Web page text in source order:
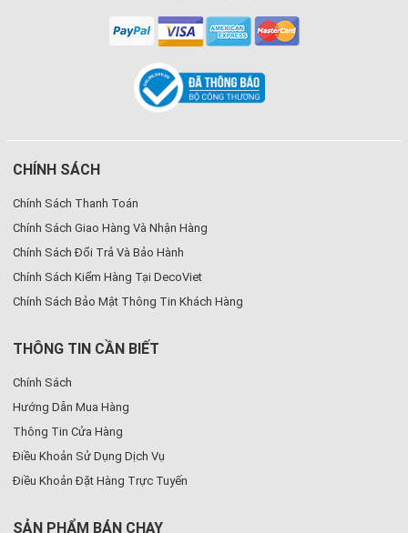
CHÍNH SÁCH
Chính Sách Thanh Toán
Chính Sách Giao Hàng Và Nhận Hàng
Chính Sách Đổi Trả Và Bảo Hành
Chính Sách Kiểm Hàng Tại DecoViet
Chính Sách Bảo Mật Thông Tin Khách Hàng
THÔNG TIN CẦN BIẾT
Chính Sách
Hướng Dẫn Mua Hàng
Thông Tin Cửa Hàng
Điều Khoản Sử Dụng Dịch Vụ
Điều Khoản Đặt Hàng Trực Tuyến
SẢN PHẨM BÁN CHẠY